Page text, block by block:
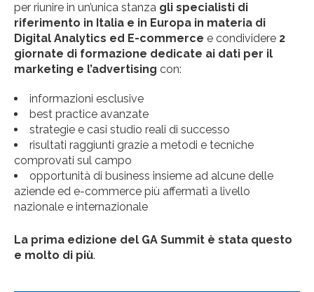
per riunire in un’unica stanza gli specialisti di
riferimento in Italia e in Europa in materia di
Digital Analytics ed E-commerce e condividere 2
giornate di formazione dedicate ai dati per il
marketing e l’advertising con:
informazioni esclusive
best practice avanzate
strategie e casi studio reali di successo
risultati raggiunti grazie a metodi e tecniche
comprovati sul campo
opportunità di business insieme ad alcune delle
aziende ed e-commerce più affermati a livello
nazionale e internazionale
La prima edizione del GA Summit è stata questo
e molto di più.